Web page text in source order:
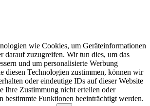
wie Cookies, um Geräteinformationen
darauf zuzugreifen. Wir tun dies, um das
und um personalisierte Werbung
diesen Technologien zustimmen, können wir
oder eindeutige IDs auf dieser Website
Ihre Zustimmung nicht erteilen oder
bestimmte Funktionen beeinträchtigt werden.